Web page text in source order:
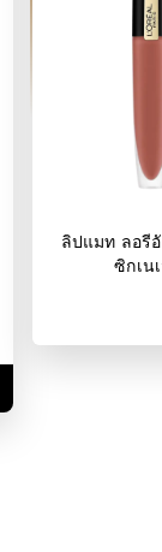
ลิปแมท ลอรี
ซิกเน